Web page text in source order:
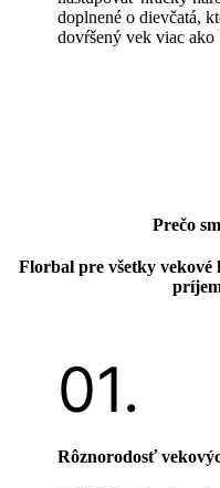
doplnené o dievčatá,
dovŕšený vek viac ako
Prečo
Florbal pre všetky vekové
Rôznorodosť